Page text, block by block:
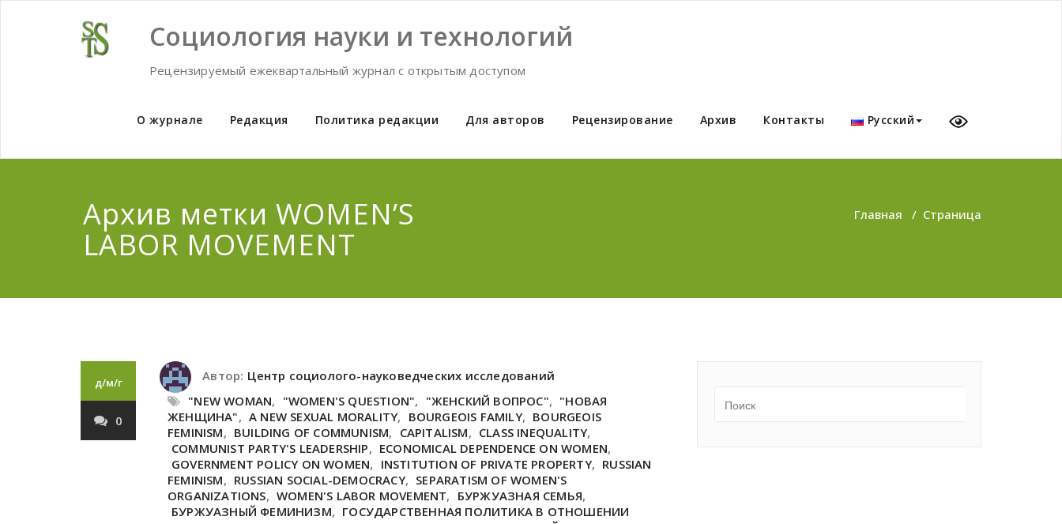
Социология науки и технологий
Рецензируемый ежеквартальный журнал с открытым доступом
О журнале Редакция Политика редакции Для авторов Рецензирование Архив Контакты Русский
Архив метки WOMEN’S
LABOR MOVEMENT
Главная / Страница
д/м/г
0
Автор: Центр социолого-науковедческих исследований
"NEW WOMAN, "WOMEN'S QUESTION", "ЖЕНСКИЙ ВОПРОС", "НОВАЯ
ЖЕНЩИНА", A NEW SEXUAL MORALITY, BOURGEOIS FAMILY, BOURGEOIS
FEMINISM, BUILDING OF COMMUNISM, CAPITALISM, CLASS INEQUALITY,
COMMUNIST PARTY'S LEADERSHIP, ECONOMICAL DEPENDENCE ON WOMEN,
GOVERNMENT POLICY ON WOMEN, INSTITUTION OF PRIVATE PROPERTY, RUSSIAN
FEMINISM, RUSSIAN SOCIAL-DEMOCRACY, SEPARATISM OF WOMEN'S
ORGANIZATIONS, WOMEN'S LABOR MOVEMENT, БУРЖУАЗНАЯ СЕМЬЯ,
БУРЖУАЗНЫЙ ФЕМИНИЗМ, ГОСУДАРСТВЕННАЯ ПОЛИТИКА В ОТНОШЕНИИ